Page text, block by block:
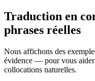
Traduction en
phrases réelles
Nous affichons des
évidence — pour vous aider
collocations naturelles.